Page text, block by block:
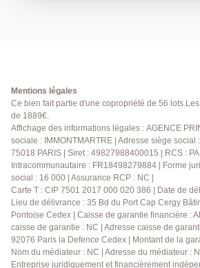
Mentions légales
Ce bien fait partie d'une copropriété de 56
de 1889€.
Affichage des informations légales : AGENCE
sociale : IMMONTMARTRE | Adresse siège social
75018 PARIS | Siret : 49827988400015 | RCS :
Intracommunautaire : FR18498279884 | Forme
social : 16 000 | Assurance RCP : NC |
Carte T : CIP 7501 2017 000 020 386 | Date de
Lieu de délivrance : 35 Bd du Port Cap Cergy
Pontoise Cedex | Caisse de garantie financière :
caisse de garantie : NC | Adresse caisse de
92076 Paris la Defence Cedex | Montant de la
Nom du médiateur : NC | Adresse du médiateur :
Entreprise juridiquement et financièrement